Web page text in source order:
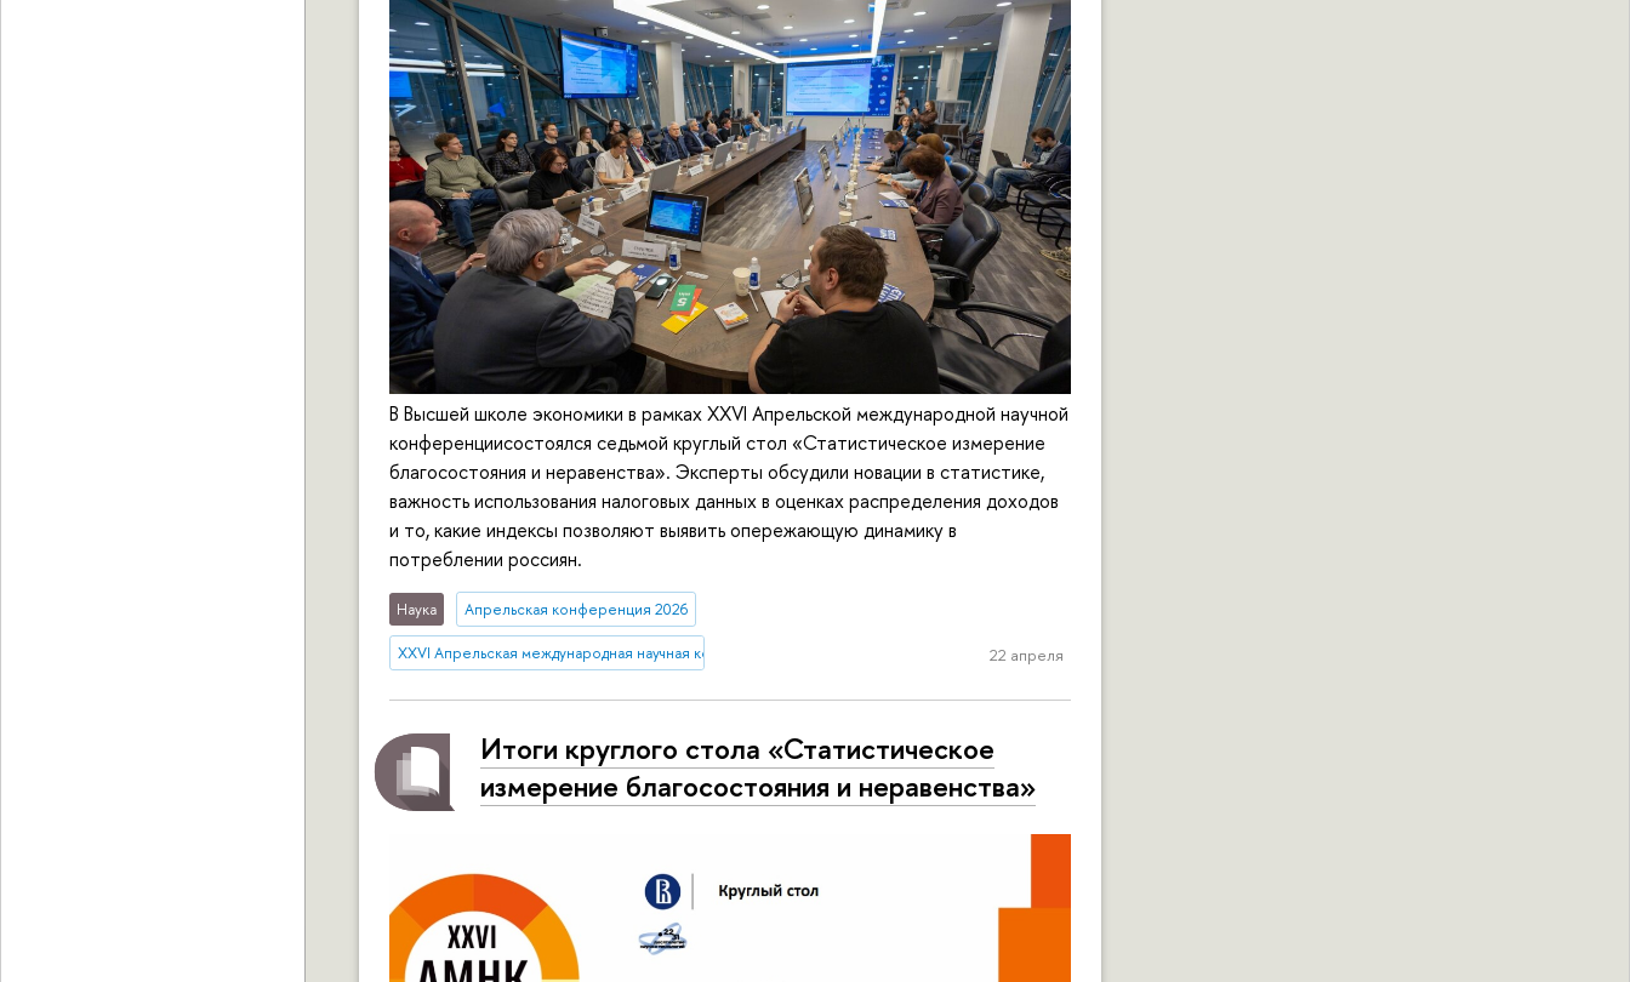
В Высшей школе экономики в рамках XXVI Апрельской международной научной
конференциисостоялся седьмой круглый стол «Статистическое измерение
благосостояния и неравенства». Эксперты обсудили новации в статистике,
важность использования налоговых данных в оценках распределения доходов
и то, какие индексы позволяют выявить опережающую динамику в
потреблении россиян.
Наука Апрельская конференция 2026
XXVI Апрельская международная научная конференция имени Е.Г. Ясина 22 апреля
Итоги круглого стола «Статистическое
измерение благосостояния и неравенства»